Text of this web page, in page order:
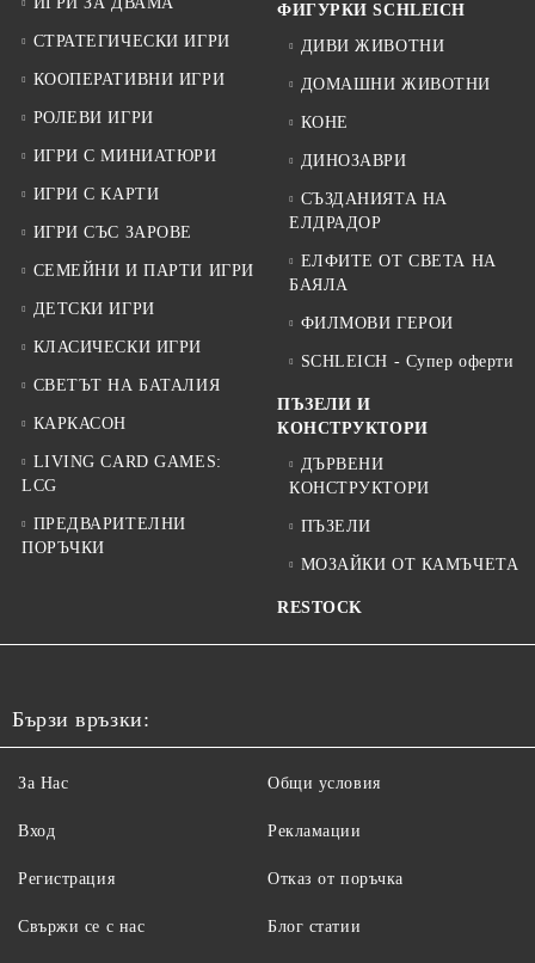
СТРАТЕГИЧЕСКИ ИГРИ
КООПЕРАТИВНИ ИГРИ
РОЛЕВИ ИГРИ
ИГРИ С МИНИАТЮРИ
ИГРИ С КАРТИ
ИГРИ СЪС ЗАРОВЕ
СЕМЕЙНИ И ПАРТИ ИГРИ
ДЕТСКИ ИГРИ
КЛАСИЧЕСКИ ИГРИ
СВЕТЪТ НА БАТАЛИЯ
КАРКАСОН
LIVING CARD GAMES:
LCG
ПРЕДВАРИТЕЛНИ
ПОРЪЧКИ
ФИГУРКИ SCHLEICH
ДИВИ ЖИВОТНИ
ДОМАШНИ ЖИВОТНИ
КОНЕ
ДИНОЗАВРИ
СЪЗДАНИЯТА НА
ЕЛДРАДОР
ЕЛФИТЕ ОТ СВЕТА НА
БАЯЛА
ФИЛМОВИ ГЕРОИ
SCHLEICH - Супер оферти
ПЪЗЕЛИ И
КОНСТРУКТОРИ
ДЪРВЕНИ
КОНСТРУКТОРИ
ПЪЗЕЛИ
МОЗАЙКИ ОТ КАМЪЧЕТА
RESTOCK
Бързи връзки:
За Нас
Вход
Регистрация
Свържи се с нас
Общи условия
Рекламации
Отказ от поръчка
Блог статии